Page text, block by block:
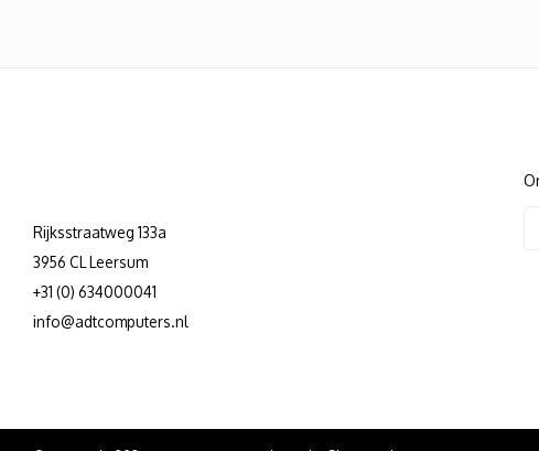
Rijksstraatweg 133a
3956 CL Leersum
+31 (0) 634000041
info@adtcomputers.nl